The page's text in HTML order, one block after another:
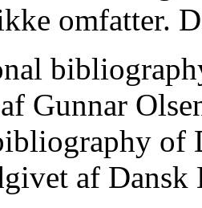
omfatter.
Gunnar
of
af